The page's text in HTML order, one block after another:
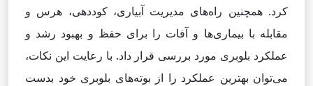
کرد. همچنین راه‌های مدیریت آبیاری، کوددهی، هرس و
مقابله با بیماری‌ها و آفات را برای حفظ و بهبود رشد و
عملکرد بلوبری مورد بررسی قرار داد. با رعایت این نکات،
می‌توان بهترین عملکرد را از بوته‌های بلوبری خود بدست